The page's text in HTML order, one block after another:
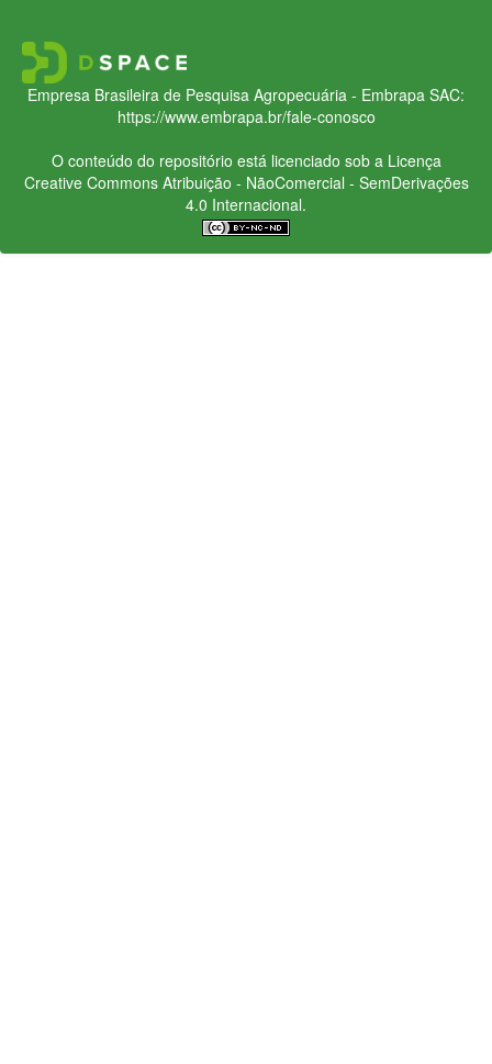
Empresa Brasileira de Pesquisa Agropecuária - Embrapa SAC:
https://www.embrapa.br/fale-conosco
O conteúdo do repositório está licenciado sob a Licença
Creative CommonsAtribuição - NãoComercial - SemDerivações
4.0 Internacional.